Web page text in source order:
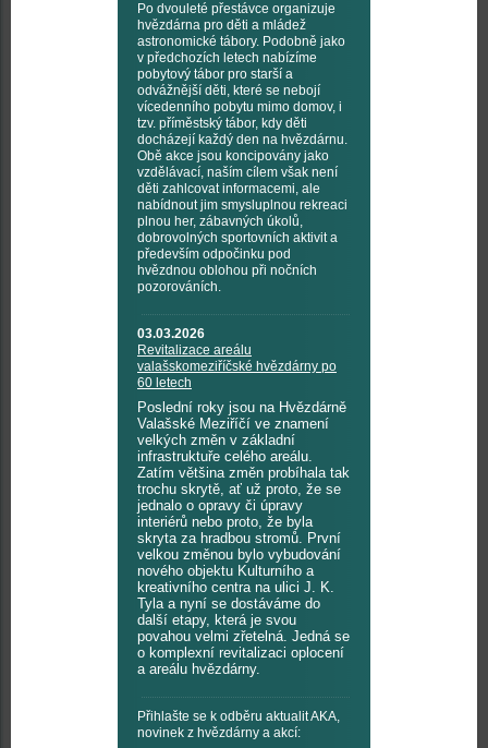
Po dvouleté přestávce organizuje
hvězdárna pro děti a mládež
astronomické tábory. Podobně jako
v předchozích letech nabízíme
pobytový tábor pro starší a
odvážnější děti, které se nebojí
vícedenního pobytu mimo domov, i
tzv. příměstský tábor, kdy děti
docházejí každý den na hvězdárnu.
Obě akce jsou koncipovány jako
vzdělávací, naším cílem však není
děti zahlcovat informacemi, ale
nabídnout jim smysluplnou rekreaci
plnou her, zábavných úkolů,
dobrovolných sportovních aktivit a
především odpočinku pod
hvězdnou oblohou při nočních
pozorováních.
03.03.2026
Revitalizace areálu
valašskomeziříčské hvězdárny po
60 letech
Poslední roky jsou na Hvězdárně
Valašské Meziříčí ve znamení
velkých změn v základní
infrastruktuře celého areálu.
Zatím většina změn probíhala tak
trochu skrytě, ať už proto, že se
jednalo o opravy či úpravy
interiérů nebo proto, že byla
skryta za hradbou stromů. První
velkou změnou bylo vybudování
nového objektu Kulturního a
kreativního centra na ulici J. K.
Tyla a nyní se dostáváme do
další etapy, která je svou
povahou velmi zřetelná. Jedná se
o komplexní revitalizaci oplocení
a areálu hvězdárny.
Přihlašte se k odběru aktualit AKA,
novinek z hvězdárny a akcí: